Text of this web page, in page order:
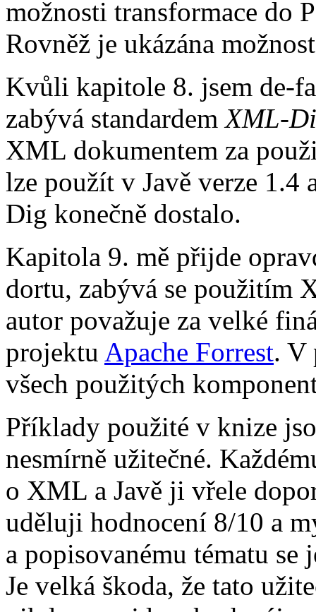
možnosti transformace do
Rovněž je ukázána
Kvůli kapitole 8. jsem de-
zabývá standardem XML-
XML dokumentem za
lze použít v Javě verze
Dig konečně dostalo.
Kapitola 9. mě přijde
dortu, zabývá se použitím
autor považuje za velké
projektu Apache Forrest. V
všech použitých
Příklady použité v knize
nesmírně užitečné.
o XML a Javě ji vřele
uděluji hodnocení 8/10 a
a popisovanému tématu
Je velká škoda, že tato